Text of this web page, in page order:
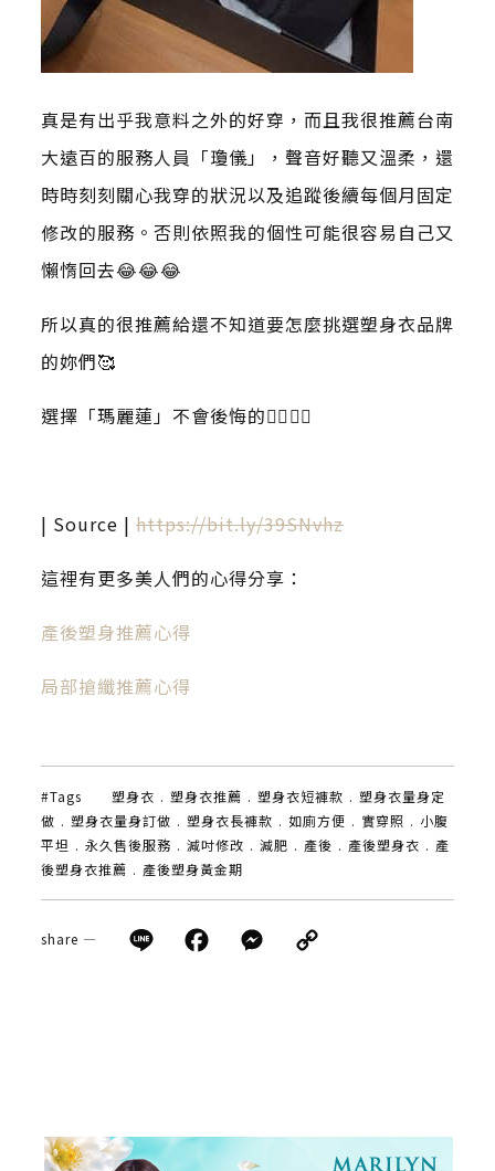
真是有出乎我意料之外的好穿，而且我很推薦台南
大遠百的服務人員「瓊儀」，聲音好聽又溫柔，還
時時刻刻關心我穿的狀況以及追蹤後續每個月固定
修改的服務。否則依照我的個性可能很容易自己又
懶惰回去😂😂😂
所以真的很推薦給還不知道要怎麼挑選塑身衣品牌
的妳們🥰
選擇「瑪麗蓮」不會後悔的👍🏻👍🏻
| Source | https://bit.ly/39SNvhz
這裡有更多美人們的心得分享：
產後塑身推薦心得
局部搶纖推薦心得
#Tags 塑身衣 . 塑身衣推薦 . 塑身衣短褲款 . 塑身衣量身定
做 . 塑身衣量身訂做 . 塑身衣長褲款 . 如廁方便 . 實穿照 . 小腹
平坦 . 永久售後服務 . 減吋修改 . 減肥 . 產後 . 產後塑身衣 . 產
後塑身衣推薦 . 產後塑身黃金期
share — Line Facebook
Messenger